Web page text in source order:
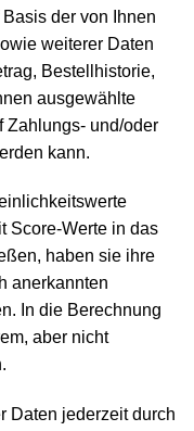
der von Ihnen
weiterer Daten
Bestellhistorie,
ausgewählte
Zahlungs- und/oder
kann.
Score-Werte in das
haben sie ihre
anerkannten
In die Berechnung
aber nicht
Daten jederzeit durch